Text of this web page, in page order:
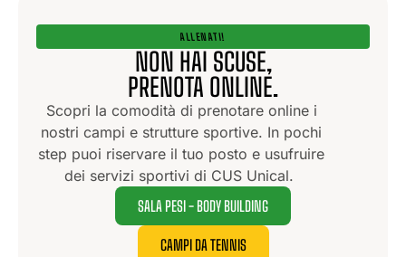
ALLENATI!
NON HAI SCUSE,
PRENOTA ONLINE.
Scopri la comodità di prenotare online i
nostri campi e strutture sportive. In pochi
step puoi riservare il tuo posto e usufruire
dei servizi sportivi di CUS Unical.
SALA PESI - BODY BUILDING
CAMPI DA TENNIS